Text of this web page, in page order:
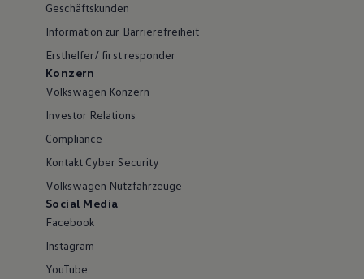
Geschäftskunden
Information zur Barrierefreiheit
Ersthelfer/ first responder
Konzern
Volkswagen Konzern
Investor Relations
Compliance
Kontakt Cyber Security
Volkswagen Nutzfahrzeuge
Social Media
Facebook
Instagram
YouTube